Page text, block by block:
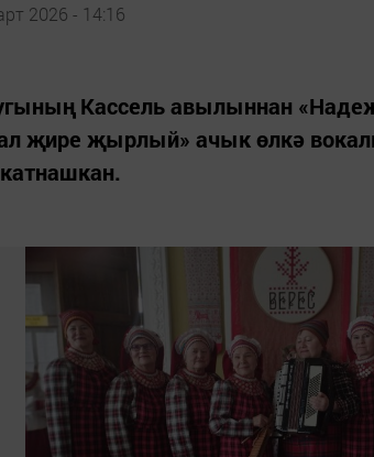
2026 - 14:16
Кассель авылыннан
җире җырлый» ачык өлкә